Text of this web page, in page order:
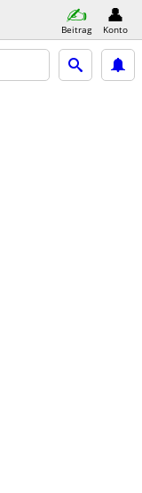
Beitrag Konto